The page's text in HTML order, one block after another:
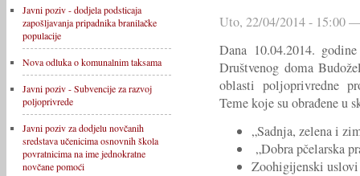
Javni poziv - dodjela podsticaja
zapošljavanja pripadnika branilačke
populacije
Nova odluka o komunalnim taksama
Javni poziv - Subvencije za razvoj
poljoprivrede
Javni poziv za dodjelu novčanih
sredstava učenicima osnovnih škola
povratnicima na ime jednokratne
novčane pomoći
Uto, 22/04/2014 - 15:00
Dana 10.04.2014.
Društvenog doma
oblasti poljoprivredne
Teme koje su obrađene u
„Sadnja, zelena i
„Dobra pčelarska
Zoohigijenski